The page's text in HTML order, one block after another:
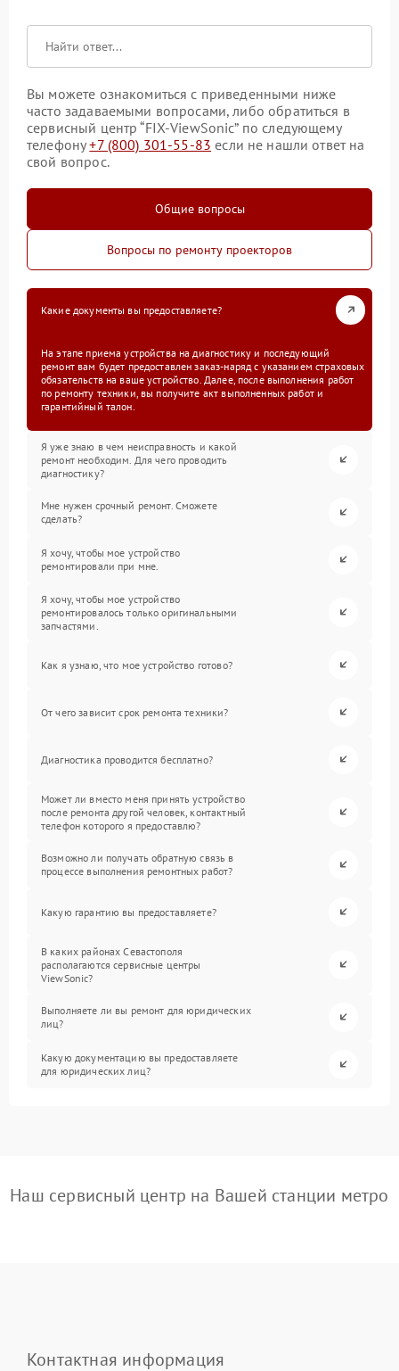
Вы можете ознакомиться с приведенными ниже
часто задаваемыми вопросами, либо обратиться в
сервисный центр “FIX-ViewSonic” по следующему
телефону+7 (800) 301-55-83 если не нашли ответ на
свой вопрос.
Общие вопросы
Вопросы по ремонту проекторов
Какие документы вы предоставляете?
На этапе приема устройства на диагностику и последующий
ремонт вам будет предоставлен заказ-наряд с указанием страховых
обязательств на ваше устройство. Далее, после выполнения работ
по ремонту техники, вы получите акт выполненных работ и
гарантийный талон.
Я уже знаю в чем неисправность и какой
ремонт необходим. Для чего проводить
диагностику?
Мне нужен срочный ремонт. Сможете
сделать?
Я хочу, чтобы мое устройство
ремонтировали при мне.
Я хочу, чтобы мое устройство
ремонтировалось только оригинальными
запчастями.
Как я узнаю, что мое устройство готово?
От чего зависит срок ремонта техники?
Диагностика проводится бесплатно?
Может ли вместо меня принять устройство
после ремонта другой человек, контактный
телефон которого я предоставлю?
Возможно ли получать обратную связь в
процессе выполнения ремонтных работ?
Какую гарантию вы предоставляете?
В каких районах Севастополя
располагаются сервисные центры
ViewSonic?
Выполняете ли вы ремонт для юридических
лиц?
Какую документацию вы предоставляете
для юридических лиц?
Наш сервисный центр на Вашей станции метро
Контактная информация